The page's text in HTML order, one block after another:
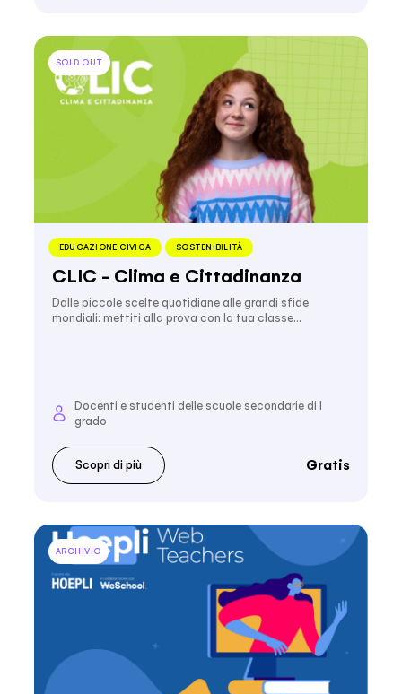
SOLD OUT
EDUCAZIONE CIVICA SOSTENIBILITÀ
CLIC - Clima e Cittadinanza
Dalle piccole scelte quotidiane alle grandi sfide
mondiali: mettiti alla prova con la tua classe…
Docenti e studenti delle scuole secondarie di I
grado
Scopri di più Gratis
ARCHIVIO